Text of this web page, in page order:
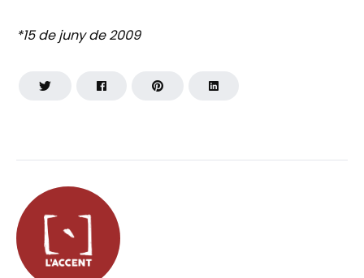
*15 de juny de 2009